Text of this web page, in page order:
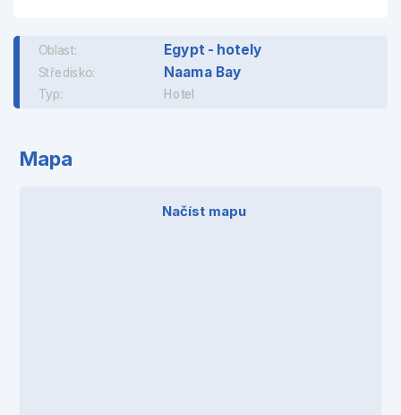
Oblast: Egypt - hotely
Středisko: Naama Bay
Typ: Hotel
Mapa
Načíst mapu